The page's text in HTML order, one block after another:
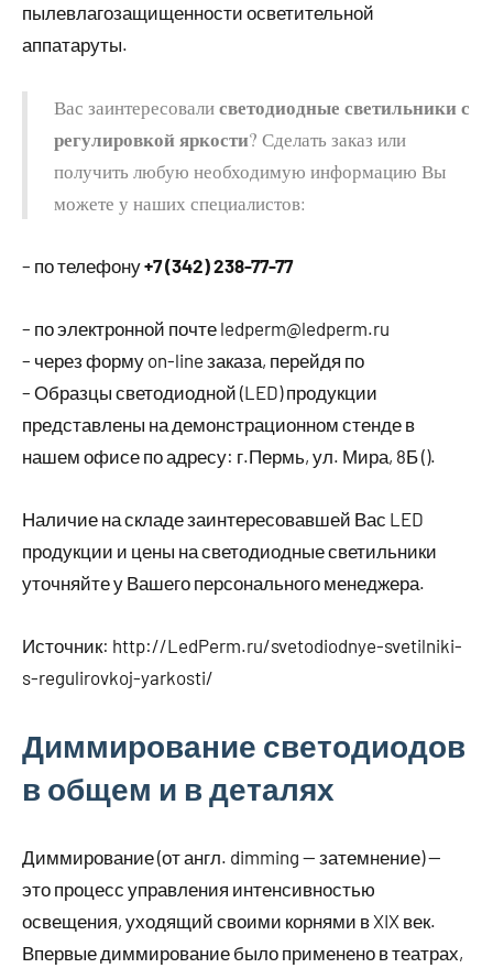
пылевлагозащищенности осветительной
аппатаруты.
Вас заинтересовалисветодиодные светильники с
регулировкой яркости? Сделать заказ или
получить любую необходимую информацию Вы
можете у наших специалистов:
– по телефону+7 (342) 238-77-77
– по электронной почте ledperm@ledperm.ru
– через форму on-line заказа, перейдя по
– Образцы светодиодной (LED) продукции
представлены на демонстрационном стенде в
нашем офисе по адресу: г.Пермь, ул. Мира, 8Б ().
Наличие на складе заинтересовавшей Вас LED
продукции и цены на светодиодные светильники
уточняйте у Вашего персонального менеджера.
Источник: http://LedPerm.ru/svetodiodnye-svetilniki-
s-regulirovkoj-yarkosti/
Диммирование светодиодов
в общем и в деталях
Диммирование (от англ. dimming — затемнение) —
это процесс управления интенсивностью
освещения, уходящий своими корнями в XIX век.
Впервые диммирование было применено в театрах,